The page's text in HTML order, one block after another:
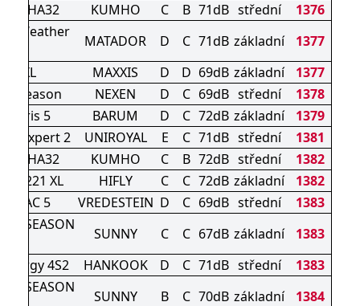
4S HA32
KUMHO C B 71dB střední
1376
Weather
MATADOR D C 71dB základní
1377
XL
MAXXIS D D 69dB základní
1377
4Season
NEXEN D C 69dB střední
1378
5
BARUM D C 72dB základní
1379
2
UNIROYAL E C 71dB střední
1381
4S HA32
KUMHO C B 72dB střední
1382
221 XL
HIFLY C C 72dB základní
1382
5
VREDESTEIN D C 69dB střední
1383
SEASON
SUNNY C C 67dB základní
1383
4S2
HANKOOK D C 71dB střední
1383
SEASON
SUNNY B C 70dB základní
1384